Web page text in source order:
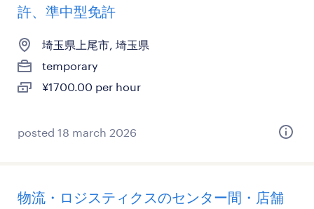
許、準中型免許
埼玉県上尾市, 埼玉県
temporary
¥1700.00 per hour
posted 18 march 2026
物流・ロジスティクスのセンター間・店舗